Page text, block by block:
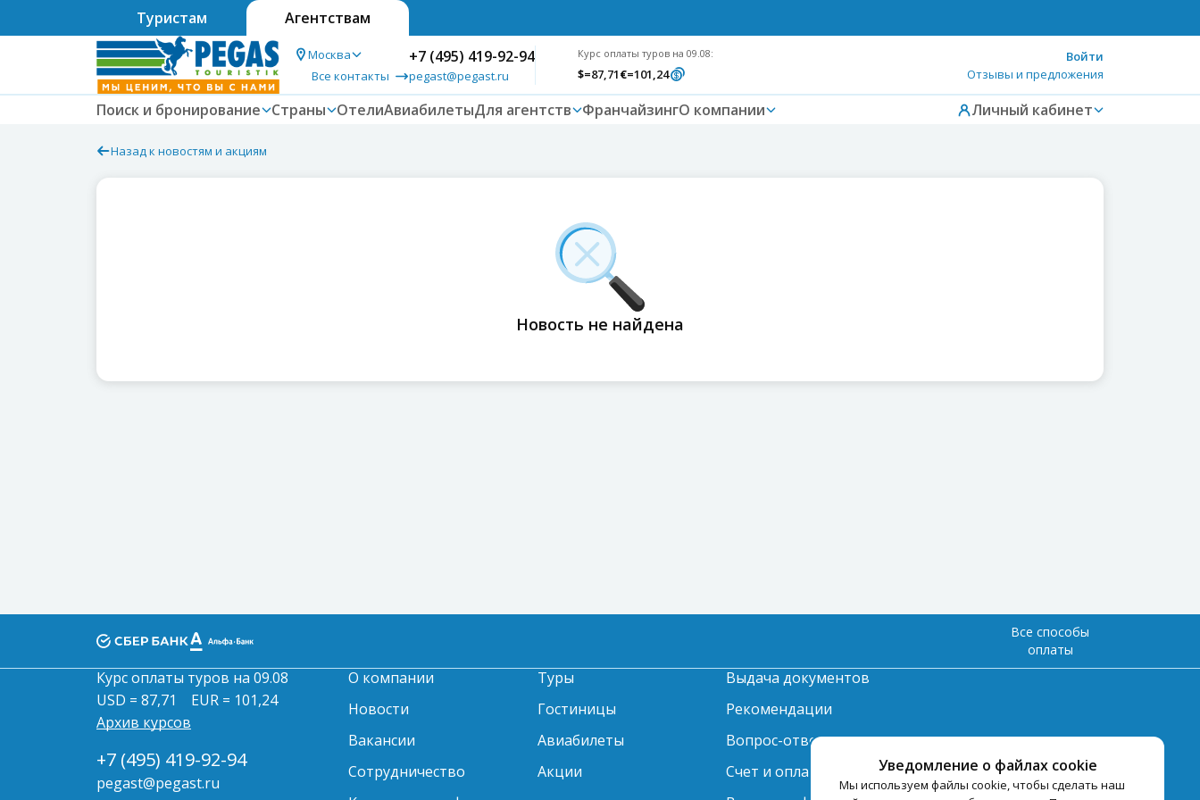
Туристам Агентствам
Москва
Все контакты
+7 (495) 419-92-94
pegast@pegast.ru
Курс оплаты туров на 09.08:
$=87,71€=101,24
Войти
Отзывы и предложения
Поиск и бронирование Страны ОтелиАвиабилетыДля агентств ФранчайзингО компании Личный кабинет
Назад к новостям и акциям
Новость не найдена
Уведомление о файлах cookie
Мы используем файлы cookie, чтобы сделать наш
Все способы
оплаты
Курс оплаты туров на 09.08
USD = 87,71
EUR = 101,24
Архив курсов
+7 (495) 419-92-94
pegast@pegast.ru
О компании
Новости
Вакансии
Сотрудничество
Туры
Гостиницы
Авиабилеты
Акции
Выдача документов
Рекомендации
Вопрос-ответ
Счет и оплата